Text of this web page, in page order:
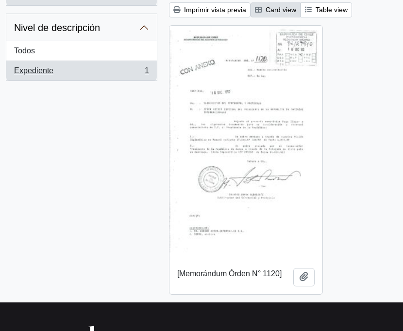
Nivel de descripción
Todos
Expediente
, 1 resultados
1
Imprimir vista previa Card view Table view
[Memorándum Órden N° 1120]